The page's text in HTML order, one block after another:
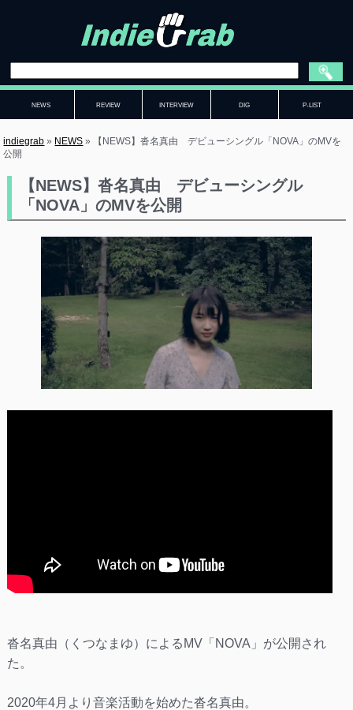
NEWS REVIEW INTERVIEW DIG P-LIST
indiegrab » NEWS »
【NEWS】沓名真由 デビューシングル「NOVA」のMVを
公開
【NEWS】沓名真由 デビューシングル
「NOVA」のMVを公開
沓名真由（くつなまゆ）によるMV「NOVA」が公開され
た。
2020年4月より音楽活動を始めた沓名真由。